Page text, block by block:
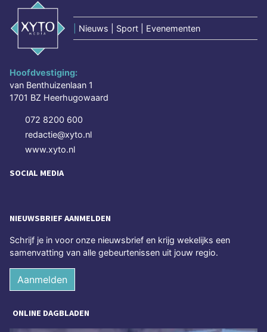
Nieuws | Sport | Evenementen
Hoofdvestiging:
van Benthuizenlaan 1
1701 BZ Heerhugowaard
072 8200 600
redactie@xyto.nl
www.xyto.nl
SOCIAL MEDIA
NIEUWSBRIEF AANMELDEN
Schrijf je in voor onze nieuwsbrief en krijg wekelijks een
samenvatting van alle gebeurtenissen uit jouw regio.
Aanmelden
ONLINE DAGBLADEN